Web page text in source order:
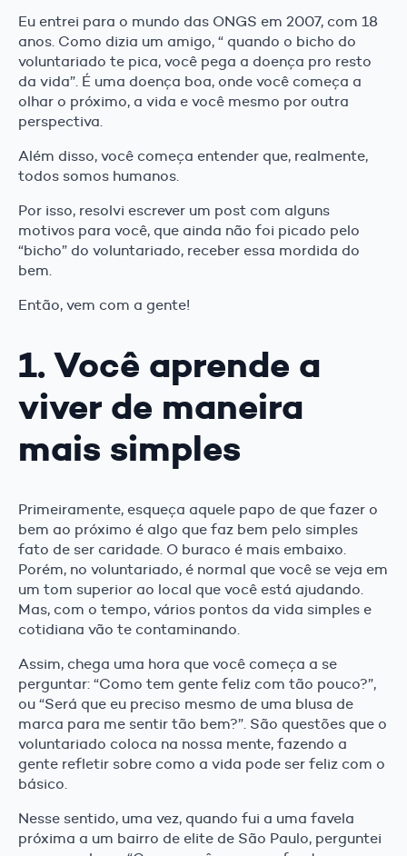
Eu entrei para o mundo das ONGS em 2007, com 18
anos. Como dizia um amigo, “ quando o bicho do
voluntariado te pica, você pega a doença pro resto
da vida”. É uma doença boa, onde você começa a
olhar o próximo, a vida e você mesmo por outra
perspectiva.
Além disso, você começa entender que, realmente,
todos somos humanos.
Por isso, resolvi escrever um post com alguns
motivos para você, que ainda não foi picado pelo
“bicho” do voluntariado, receber essa mordida do
bem.
Então, vem com a gente!
1. Você aprende a
viver de maneira
mais simples
Primeiramente, esqueça aquele papo de que fazer o
bem ao próximo é algo que faz bem pelo simples
fato de ser caridade. O buraco é mais embaixo.
Porém, no voluntariado, é normal que você se veja em
um tom superior ao local que você está ajudando.
Mas, com o tempo, vários pontos da vida simples e
cotidiana vão te contaminando.
Assim, chega uma hora que você começa a se
perguntar: “Como tem gente feliz com tão pouco?”,
ou “Será que eu preciso mesmo de uma blusa de
marca para me sentir tão bem?”. São questões que o
voluntariado coloca na nossa mente, fazendo a
gente refletir sobre como a vida pode ser feliz com o
básico.
Nesse sentido, uma vez, quando fui a uma favela
próxima a um bairro de elite de São Paulo, perguntei